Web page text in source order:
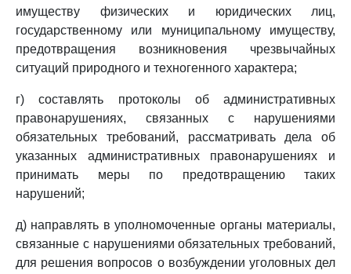
имуществу физических и юридических лиц,
государственному или муниципальному имуществу,
предотвращения возникновения чрезвычайных
ситуаций природного и техногенного характера;
г) составлять протоколы об административных
правонарушениях, связанных с нарушениями
обязательных требований, рассматривать дела об
указанных административных правонарушениях и
принимать меры по предотвращению таких
нарушений;
д) направлять в уполномоченные органы материалы,
связанные с нарушениями обязательных требований,
для решения вопросов о возбуждении уголовных дел